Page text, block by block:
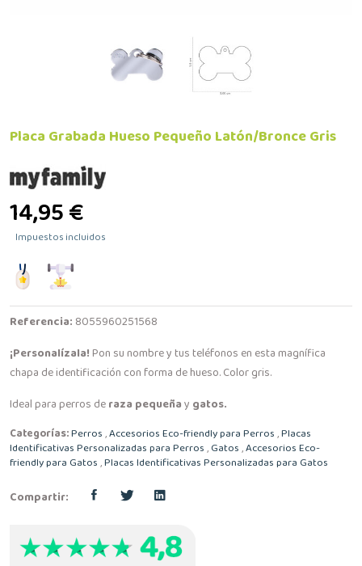
Placa Grabada Hueso Pequeño Latón/Bronce Gris
14,95 €
Impuestos incluidos
Referencia: 8055960251568
¡Personalízala!Pon su nombre y tus teléfonos en esta magnífica
chapa de identificación con forma de hueso. Color gris.
Ideal para perros deraza pequeñay gatos.
Categorías:Perros,Accesorios Eco-friendly para Perros,Placas
Identificativas Personalizadas para Perros,Gatos,Accesorios Eco-
friendly para Gatos,Placas Identificativas Personalizadas para Gatos
Compartir: